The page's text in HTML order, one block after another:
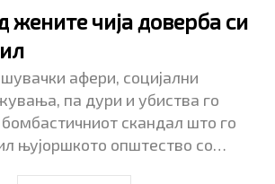
жените чија доверба си
афери, социјални
па дури и убиства го
скандал што го
њујоршкото општество со…